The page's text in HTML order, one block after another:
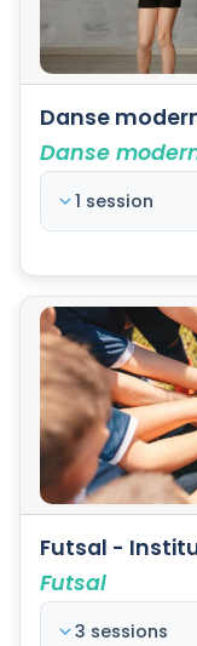
Danse
Danse
1 session
Futsal -
Futsal
3 sessions